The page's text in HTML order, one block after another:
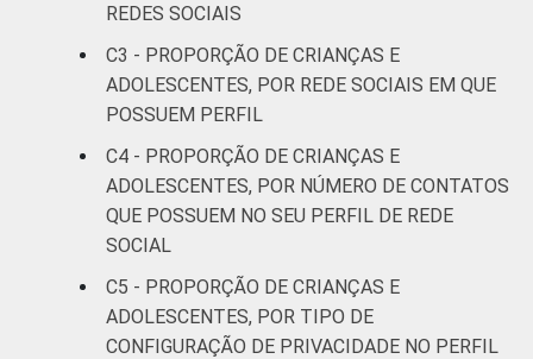
De 13 a 14
anos
anos
RENDA
FAMILIAR
Até 1 SM 75
Mais de 1
SM até 2 SM
REDES SOCIAIS
C3 - PROPORÇÃO DE CRIANÇAS E
ADOLESCENTES, POR REDE SOCIAIS EM QUE
POSSUEM PERFIL
C4 - PROPORÇÃO DE CRIANÇAS E
ADOLESCENTES, POR NÚMERO DE CONTATOS
QUE POSSUEM NO SEU PERFIL DE REDE
SOCIAL
C5 - PROPORÇÃO DE CRIANÇAS E
ADOLESCENTES, POR TIPO DE
CONFIGURAÇÃO DE PRIVACIDADE NO PERFIL